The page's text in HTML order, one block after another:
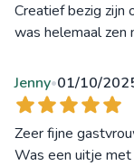
Creatief bezig zijn
was helemaal zen
Jenny•01/10/
Zeer fijne
Was een uitje